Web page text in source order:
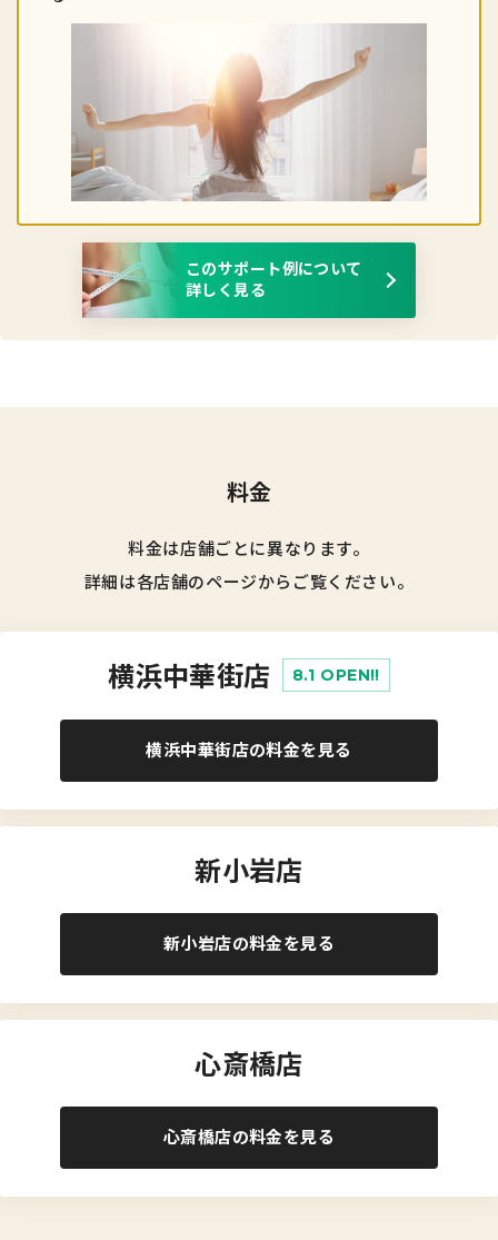
このサポート例について
詳しく見る
料金
料金は店舗ごとに異なります。
詳細は各店舗のページからご覧ください。
横浜中華街店 8.1 OPEN!!
横浜中華街店の料金を見る
新小岩店
新小岩店の料金を見る
心斎橋店
心斎橋店の料金を見る